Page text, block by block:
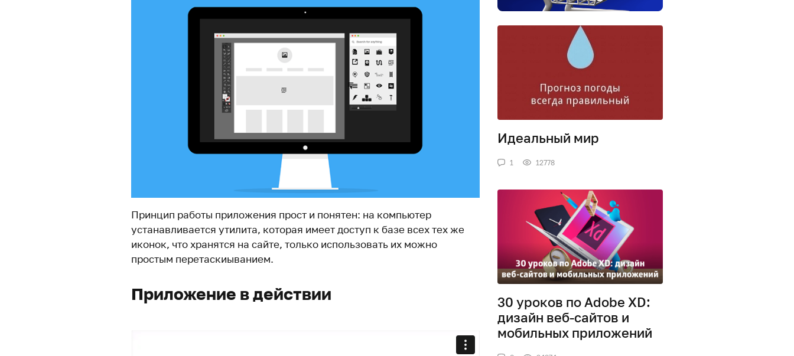
Принцип работы приложения прост и понятен: на компьютер
устанавливается утилита, которая имеет доступ к базе всех тех же
иконок, что хранятся на сайте, только использовать их можно
простым перетаскиыванием.
Приложение в действии
Идеальный мир
1 12778
30 уроков по Adobe XD:
дизайн веб-сайтов и
мобильных приложений